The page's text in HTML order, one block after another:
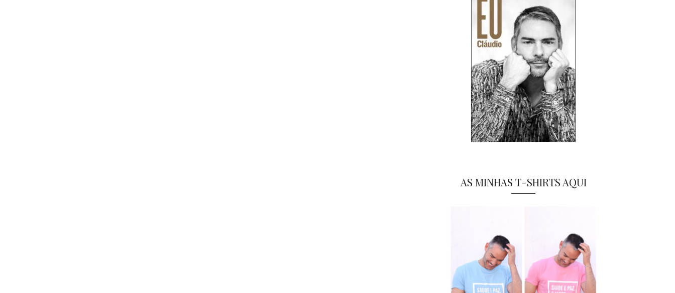
AS MINHAS T-SHIRTS AQUI